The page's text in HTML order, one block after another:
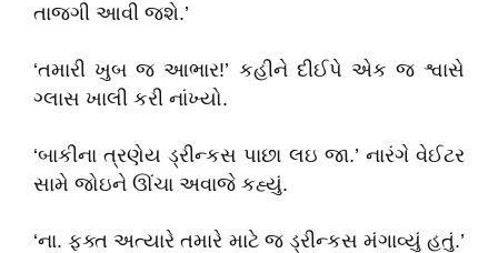
તાજગી આવી જશે.’
‘તમારી ખુબ જ આભાર!’ કહીને દીઈપે એક જ શ્વાસે
ગ્લાસ ખાલી કરી નાંખ્યો.
‘બાકીના ત્રણેય ડ્રીન્કસ પાછા લઇ જા.’ નારંગે વેઈટર
સામે જોઇને ઊંચા અવાજે કહ્યું.
‘ના. ફક્ત અત્યારે તમારે માટે જ ડ્રીન્કસ મંગાવ્યું હતું.’